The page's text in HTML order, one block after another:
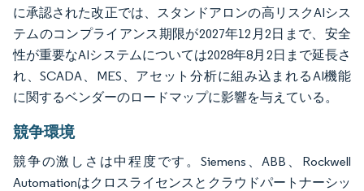
に承認された改正では、スタンドアロンの高リスクAIシス
テムのコンプライアンス期限が2027年12月2日まで、安全
性が重要なAIシステムについては2028年8月2日まで延長さ
れ、SCADA、MES、アセット分析に組み込まれるAI機能
に関するベンダーのロードマップに影響を与えている。
競争環境
競争の激しさは中程度です。Siemens、ABB、Rockwell
Automationはクロスライセンスとクラウドパートナーシッ